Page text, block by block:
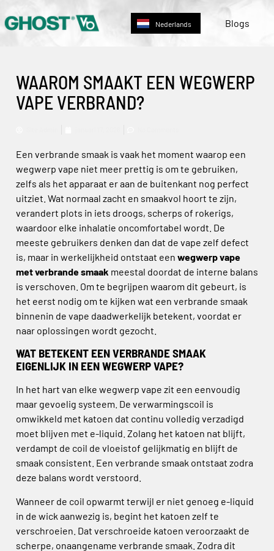
Nederlands
English Blogs
WAAROM SMAAKT EEN WEGWERP
VAPE VERBRAND?
Een verbrande smaak is vaak het moment waarop een
wegwerp vape niet meer prettig is om te gebruiken,
zelfs als het apparaat er aan de buitenkant nog perfect
uitziet. Wat normaal zacht en smaakvol hoort te zijn,
verandert plots in iets droogs, scherps of rokerigs,
waardoor elke inhalatie oncomfortabel wordt. De
meeste gebruikers denken dan dat de vape zelf defect
is, maar in werkelijkheid ontstaat een wegwerp vape
met verbrande smaak meestal doordat de interne balans
is verschoven. Om te begrijpen waarom dit gebeurt, is
het eerst nodig om te kijken wat een verbrande smaak
binnenin de vape daadwerkelijk betekent, voordat er
naar oplossingen wordt gezocht.
WAT BETEKENT EEN VERBRANDE SMAAK
EIGENLIJK IN EEN WEGWERP VAPE?
In het hart van elke wegwerp vape zit een eenvoudig
maar gevoelig systeem. De verwarmingscoil is
omwikkeld met katoen dat continu volledig verzadigd
moet blijven met e-liquid. Zolang het katoen nat blijft,
verdampt de coil de vloeistof gelijkmatig en blijft de
smaak consistent. Een verbrande smaak ontstaat zodra
deze balans wordt verstoord.
Wanneer de coil opwarmt terwijl er niet genoeg e-liquid
in de wick aanwezig is, begint het katoen zelf te
verschroeien. Dat verschroeide katoen veroorzaakt de
scherpe, onaangename verbrande smaak. Zodra dit